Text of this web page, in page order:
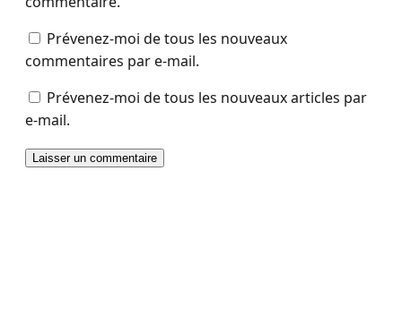
Prévenez-moi de tous les nouveaux
commentaires par e-mail.
Prévenez-moi de tous les nouveaux articles par
e-mail.